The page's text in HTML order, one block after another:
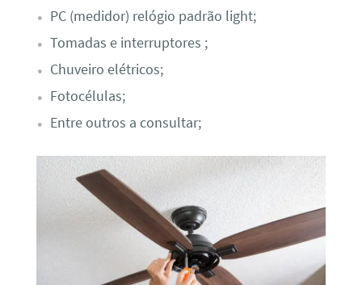
PC (medidor) relógio padrão light;
Tomadas e interruptores ;
Chuveiro elétricos;
Fotocélulas;
Entre outros a consultar;